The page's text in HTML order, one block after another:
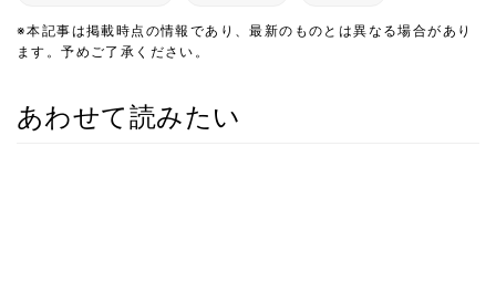
※本記事は掲載時点の情報であり、最新のものとは異なる場合があり
ます。予めご了承ください。
あわせて読みたい